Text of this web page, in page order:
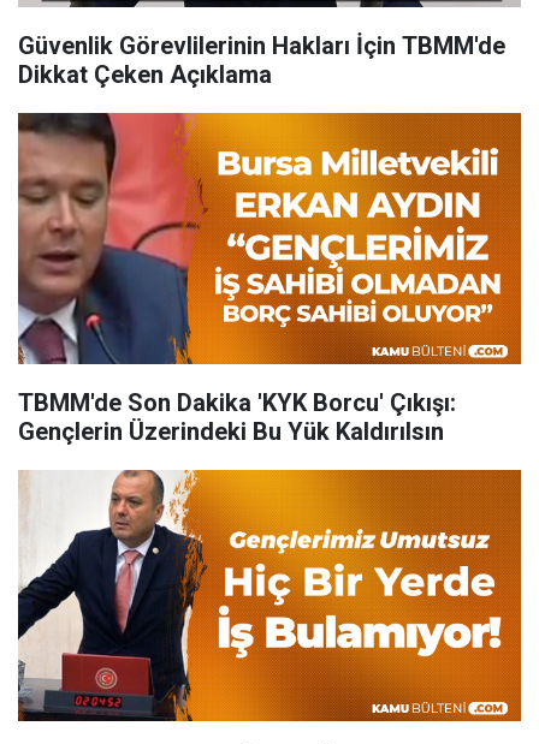
Güvenlik Görevlilerinin Hakları İçin TBMM'de
Dikkat Çeken Açıklama
TBMM'de Son Dakika 'KYK Borcu' Çıkışı:
Gençlerin Üzerindeki Bu Yük Kaldırılsın